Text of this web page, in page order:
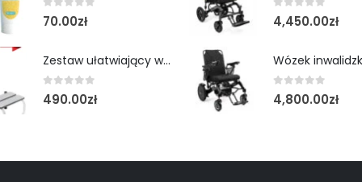
0out of 5
70.00zł
Zestaw ułatwiający wejście do wanny- schodek z poręczą
0out of 5
490.00zł
0out of 5
4,450.00zł
0out of 5
4,800.00zł